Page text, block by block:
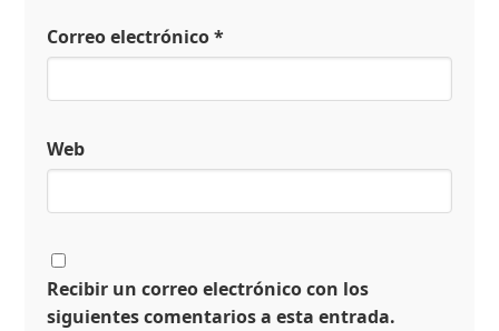
Correo electrónico*
Web
Recibir un correo electrónico con los
siguientes comentarios a esta entrada.